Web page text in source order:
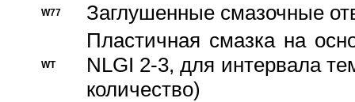
W77 Заглушенные смазочные
WT
Пластичная смазка на
NLGI 2-3, для интервала
количество)